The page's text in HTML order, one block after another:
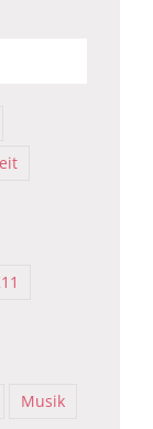
Musik